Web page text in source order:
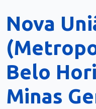
Nova
Belo
Minas